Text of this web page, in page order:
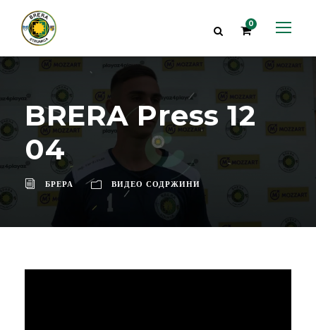
0
BRERA Press 12
04
БРЕРА ВИДЕО СОДРЖИНИ